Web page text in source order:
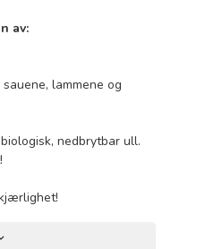
av:
lammene og
nedbrytbar ull.